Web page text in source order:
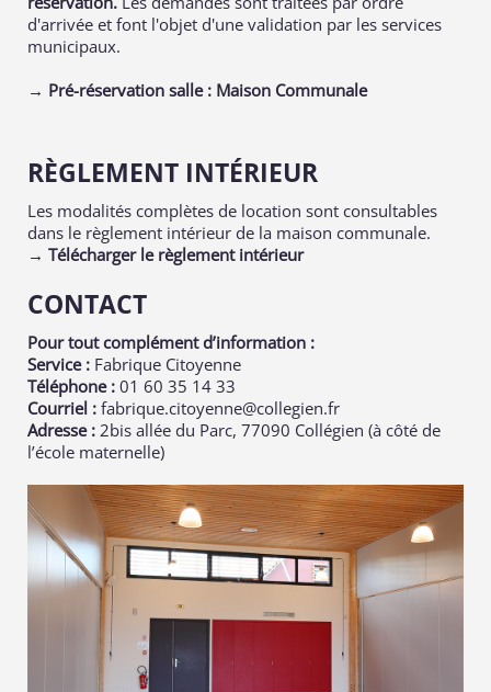
d'arrivée et font l'objet d'une validation par les services
municipaux.
→ Pré-réservation salle : Maison Communale
RÈGLEMENT INTÉRIEUR
Les modalités complètes de location sont consultables
dans le règlement intérieur de la maison communale.
→ Télécharger le règlement intérieur
CONTACT
Pour tout complément d’information :
Service : Fabrique Citoyenne
Téléphone : 01 60 35 14 33
Courriel : fabrique.citoyenne@collegien.fr
Adresse : 2bis allée du Parc, 77090 Collégien (à côté de
l’école maternelle)